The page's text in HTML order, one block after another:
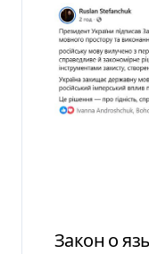
Закон о языковом пространстве